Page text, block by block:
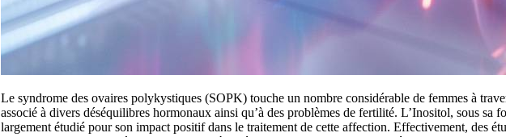
Le syndrome des ovaires polykystiques (SOPK) touche un nombre considérable de femmes à
associé à divers déséquilibres hormonaux ainsi qu’à des problèmes de fertilité. L’Inositol, sous sa
largement étudié pour son impact positif dans le traitement de cette affection. Effectivement, des